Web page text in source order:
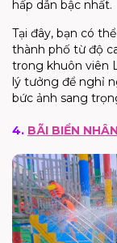
hấp dẫn bậc nhất.
Tại đây, bạn có
thành phố từ độ
trong khuôn viên
lý tưởng để nghỉ
bức ảnh sang
4. BÃI BIỂN